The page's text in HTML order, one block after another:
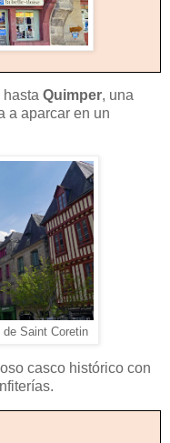
hasta Quimper, una
a aparcar en un
Saint Coretin
casco histórico con